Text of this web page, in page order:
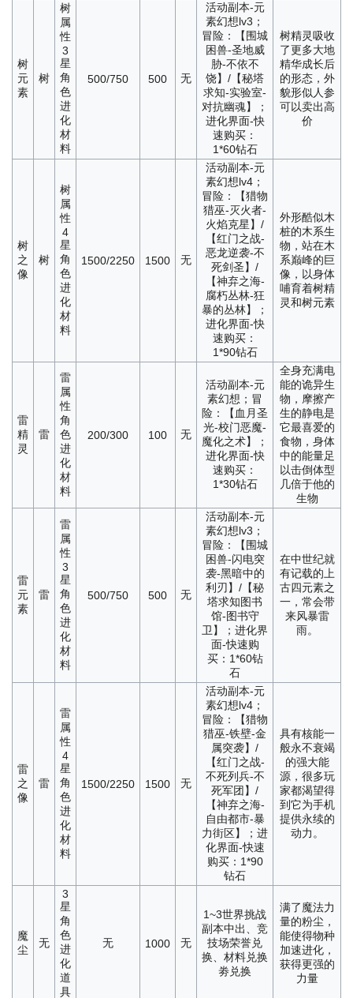
树
元
素
树
树
属
性
3
星
角
色
进
化
材
料
500/750 500 无
活动副本-元
素幻想lv3；
冒险：【围城
困兽-圣地威
胁-不依不
饶】/【秘塔
求知-实验室-
对抗幽魂】；
进化界面-快
速购买：
1*60钻石
树精灵吸收
了更多大地
精华成长后
的形态，外
貌形似人参
可以卖出高
价
树
之
像
树
树
属
性
4
星
角
色
进
化
材
料
1500/2250 1500 无
活动副本-元
素幻想lv4；
冒险：【猎物
猎巫-灭火者-
火焰克星】/
【红门之战-
恶龙逆袭-不
死剑圣】/
【神弃之海-
腐朽丛林-狂
暴的丛林】；
进化界面-快
速购买：
1*90钻石
外形酷似木
桩的木系生
物，站在木
系巅峰的巨
像，以身体
哺育着树精
灵和树元素
雷
精
灵
雷
雷
属
性
角
色
进
化
材
料
200/300 100 无
活动副本-元
素幻想；冒
险：【血月圣
光-校门恶魔-
魔化之术】；
进化界面-快
速购买：
1*30钻石
全身充满电
能的诡异生
物，摩擦产
生的静电是
它最喜爱的
食物，身体
中的能量足
以击倒体型
几倍于他的
生物
雷
元
素
雷
雷
属
性
3
星
角
色
进
化
材
料
500/750 500 无
活动副本-元
素幻想lv3；
冒险：【围城
困兽-闪电突
袭-黑暗中的
利刃】/【秘
塔求知图书
馆-图书守
卫】；进化界
面-快速购
买：1*60钻
石
在中世纪就
有记载的上
古四元素之
一，常会带
来风暴雷
雨。
雷
之
像
雷
雷
属
性
4
星
角
色
进
化
材
料
1500/2250 1500 无
活动副本-元
素幻想lv4；
冒险：【猎物
猎巫-铁壁-金
属突袭】/
【红门之战-
不死列兵-不
死军团】/
【神弃之海-
自由都市-暴
力街区】；进
化界面-快速
购买：1*90
钻石
具有核能一
般永不衰竭
的强大能
源，很多玩
家都渴望得
到它为手机
提供永续的
动力。
魔
尘
无
3
星
角
色
进
化
道
具
无 1000 无
1~3世界挑战
副本中出、竞
技场荣誉兑
换、材料兑换
劵兑换
满了魔法力
量的粉尘，
能使得物种
加速进化，
获得更强的
力量